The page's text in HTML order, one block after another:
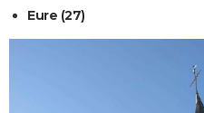
Eure (27)